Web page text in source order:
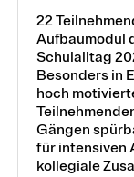
22
Aufbaumodul
Schulalltag
Besonders in
hoch
Gängen
für intensiven
kollegiale